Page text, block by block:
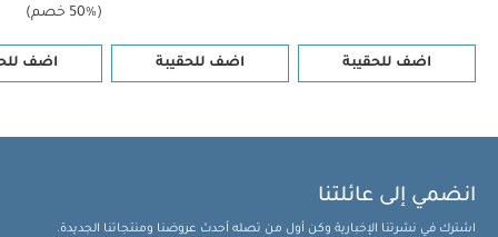
اضف للحقيبة اضف للحقيبة
(50% خصم)
اضف
انضمي إلى عائلتنا
اشترك في نشرتنا الإخبارية وكن أول من تصله أحدث عروضنا ومنتجاتنا الجديدة.